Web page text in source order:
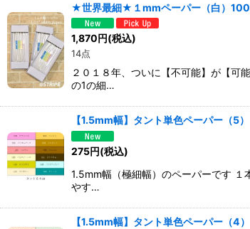
★世界最細★１mmペーパー（白）100
1,870円(税込)
14点
２０１８年、ついに【不可能】が【可
の1の細…
【1.5mm幅】タント単色ペーパー（5）
275円(税込)
1.5mm幅（極細幅）のペーパーです １
やす…
【1.5mm幅】タント単色ペーパー（4）